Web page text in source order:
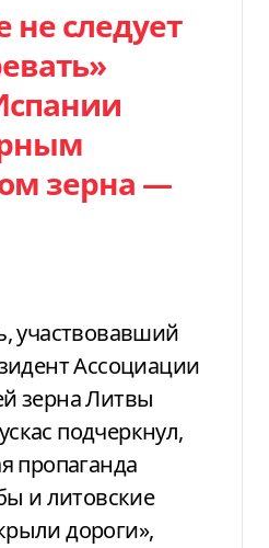
не следует
зерна —
участвовавший
Ассоциации
зерна Литвы
подчеркнул,
пропаганда
и литовские
дороги»,